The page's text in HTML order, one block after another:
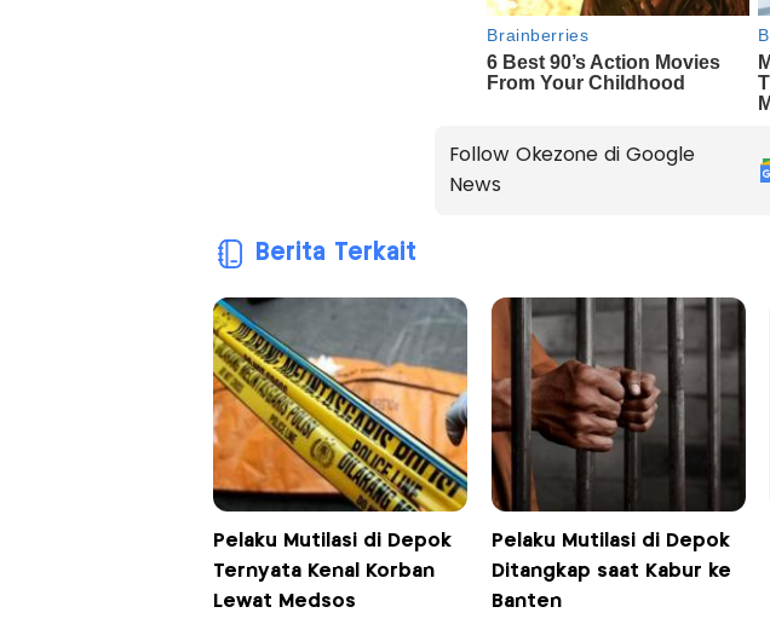
Follow Okezone di Google
News
Berita Terkait
Pelaku Mutilasi di Depok
Ternyata Kenal Korban
Lewat Medsos
Pelaku Mutilasi di Depok
Ditangkap saat Kabur ke
Banten